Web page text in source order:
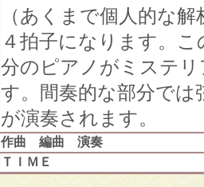
（あくまで個人的な
４拍子になります。
分のピアノがミステ
す。間奏的な部分では
が演奏されます。
作曲 編曲 演奏
ＴＩＭＥ